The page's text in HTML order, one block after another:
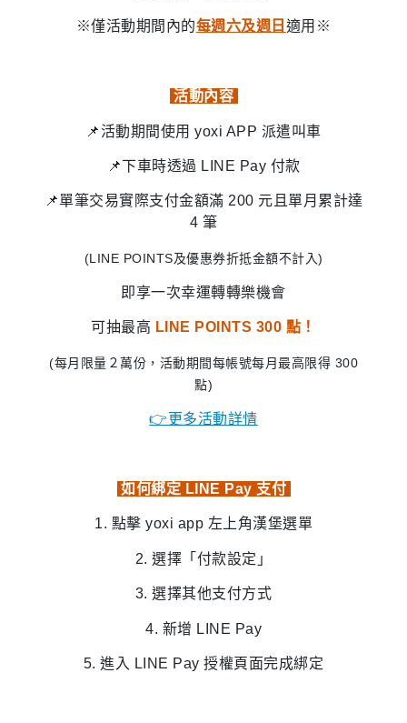
※僅活動期間內的每週六及週日 適用※
活動內容
📌活動期間使用 yoxi APP 派遣叫車
📌下車時透過 LINE Pay 付款
📌單筆交易實際支付金額滿 200 元且單月累計達
4 筆
(LINE POINTS及優惠券折抵金額不計入)
即享一次幸運轉轉樂機會
可抽最高 LINE POINTS 300 點！
(每月限量２萬份，活動期間每帳號每月最高限得 300
點)
👉更多活動詳情
如何綁定 LINE Pay 支付
1. 點擊 yoxi app 左上角漢堡選單
2. 選擇「付款設定」
3. 選擇其他支付方式
4. 新增 LINE Pay
5. 進入 LINE Pay 授權頁面完成綁定